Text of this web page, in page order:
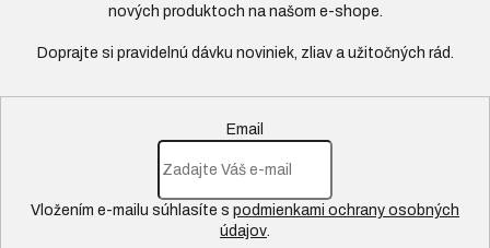
nových produktoch na našom e-shope.
Email
Vložením e-mailu súhlasíte s podmienkami ochrany osobných
údajov